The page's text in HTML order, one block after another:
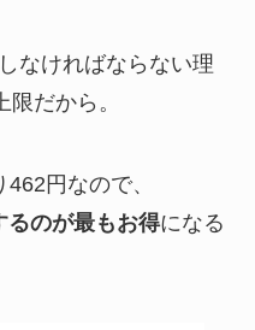
なければならない理
だから。
円なので、
るのが最もお得になる